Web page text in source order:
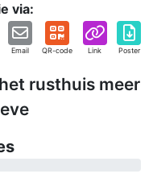
via:
Email QR-code Link Poster
rusthuis meer